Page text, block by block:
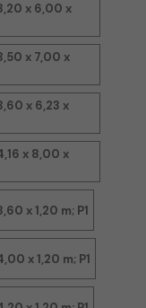
x 6,00 x
x 7,00 x
x 6,23 x
x 8,00 x
x 1,20 m; P1
x 1,20 m; P1